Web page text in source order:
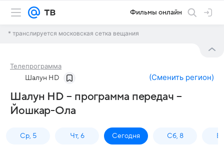
Фильмы онлайн
* транслируется московская сетка вещания
Телепрограмма
Шалун HD (Сменить регион)
Шалун HD – программа передач –
Йошкар-Ола
Ср, 5 Чт, 6 Сегодня Сб, 8